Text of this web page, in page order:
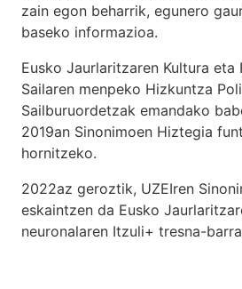
zain egon beharrik, egunero
baseko informazioa.
Eusko Jaurlaritzaren Kultura
Sailaren menpeko Hizkuntza
Sailburuordetzak emandako
2019an Sinonimoen Hiztegia
hornitzeko.
2022az geroztik, UZEIren
eskaintzen da Eusko
neuronalaren Itzuli+ tresna-